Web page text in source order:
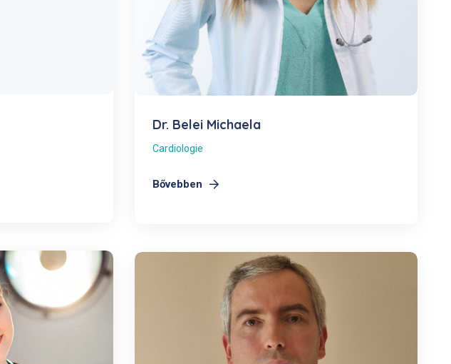
Dr. Belei Michaela
Cardiologie
Bővebben